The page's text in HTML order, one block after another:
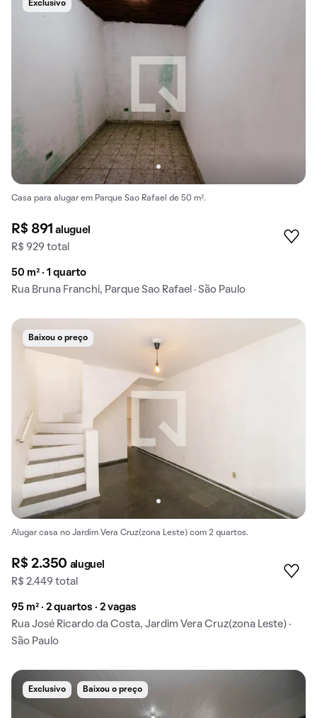
Exclusivo
Casa para alugar em Parque Sao Rafael de 50 m².
R$ 891aluguel
R$ 929 total
50 m² · 1 quarto
Rua Bruna Franchi, Parque Sao Rafael · São Paulo
Baixou o preço
Alugar casa no Jardim Vera Cruz(zona Leste) com 2 quartos.
R$ 2.350 aluguel
R$ 2.449 total
95 m² · 2 quartos · 2 vagas
Rua José Ricardo da Costa, Jardim Vera Cruz(zona Leste) ·
São Paulo
Exclusivo Baixou o preço